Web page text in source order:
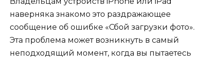
наверняка знакомо это раздражающее
сообщение об ошибке «Сбой загрузки фото».
Эта проблема может возникнуть в самый
неподходящий момент, когда вы пытаетесь